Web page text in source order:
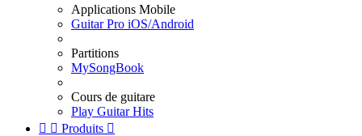
Applications Mobile
Guitar Pro iOS/Android
Partitions
MySongBook
Cours de guitare
Play Guitar Hits
  Produits 